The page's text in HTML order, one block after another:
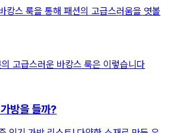
캉스 룩을 통해 패션의 고급스러움을 엿볼
방을 들까?